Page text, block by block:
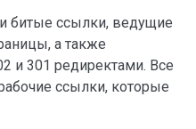
битые ссылки, ведущие
а также
и 301 редиректами. Все
ссылки, которые